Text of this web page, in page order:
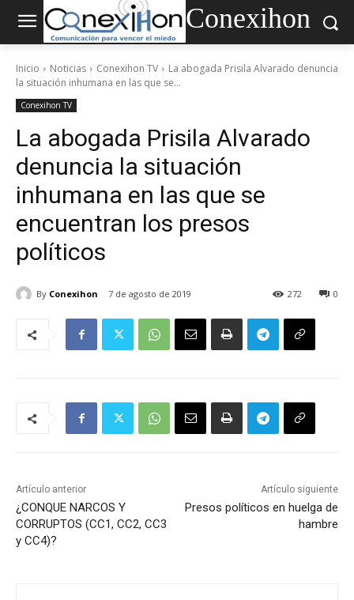
Conexihon
Inicio Noticias Conexihon TV
La abogada Prisila Alvarado denuncia
la situación inhumana en las que se...
Conexihon TV
La abogada Prisila Alvarado
denuncia la situación
inhumana en las que se
encuentran los presos
políticos
By Conexihon 7 de agosto de 2019 0
272
Artículo anterior
¿CONQUE NARCOS Y
CORRUPTOS (CC1, CC2, CC3
y CC4)?
Artículo siguiente
Presos políticos en huelga de
hambre